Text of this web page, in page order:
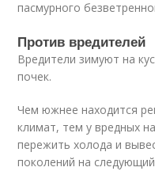
пасмурного
Против вредителей
Вредители зимуют на
почек.
Чем южнее находится
климат, тем у вредных
пережить холода и
поколений на